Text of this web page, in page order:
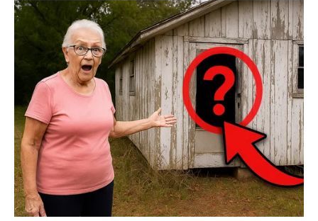
Astrolozi savjetuju Ribama da u ovom periodu budu oprezne
kada je riječ o pozajmljivanju novca drugima. Prioritet bi trebalo
da bude jačanje vlastite finansijske stabilnosti i stvaranje
određene novčane rezerve.
Dobar trenutak za bolje planiranje novca
Bez obzira na horoskopski znak, početak jula može biti prilika
da napravite pregled svojih prihoda i rashoda, zatvorite stare